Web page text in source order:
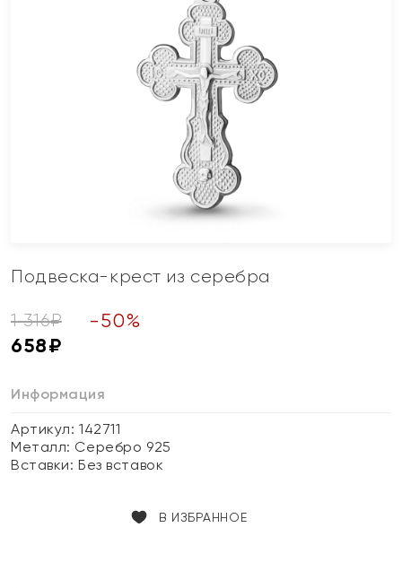
Подвеска-крест из серебра
1 316₽ -50%
658₽
Информация
Артикул: 142711
Металл: Серебро 925
Вставки:Без вставок
В ИЗБРАННОЕ